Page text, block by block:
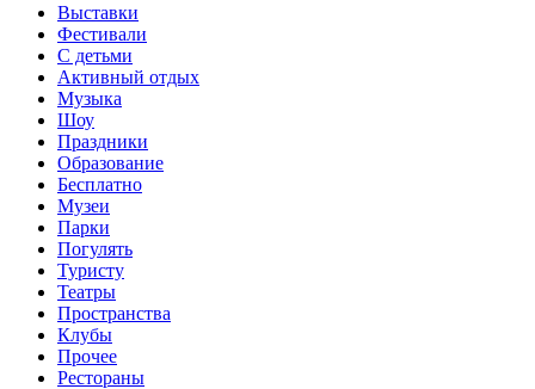
Выставки
Фестивали
С детьми
Активный отдых
Музыка
Шоу
Праздники
Образование
Бесплатно
Музеи
Парки
Погулять
Туристу
Театры
Пространства
Клубы
Прочее
Рестораны